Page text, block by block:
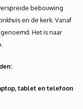
bebouwing
en de kerk. Vanaf
Het is naar
tablet en telefoon